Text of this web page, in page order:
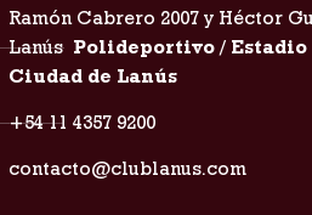
Ramón Cabrero 2007 y Héctor
Lanús Polideportivo / Estadio
Ciudad de Lanús
+54 11 4357 9200
contacto@clublanus.com